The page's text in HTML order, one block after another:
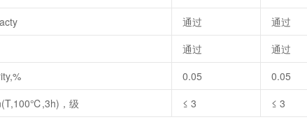
通过 通过
通过 通过
0.05 0.05
，级
≤ 3 ≤ 3